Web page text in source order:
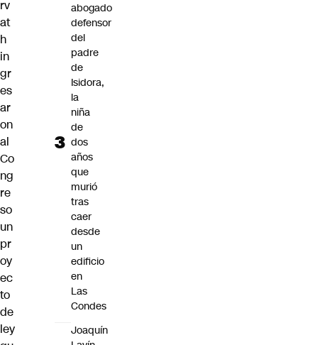
rv
at
h
in
gr
es
ar
on
al
Co
ng
re
so
un
pr
oy
ec
to
de
ley
abogado
defensor
del
padre
de
Isidora,
la
niña
de
dos
años
que
murió
tras
caer
desde
un
edificio
en
Las
Condes
Joaquín